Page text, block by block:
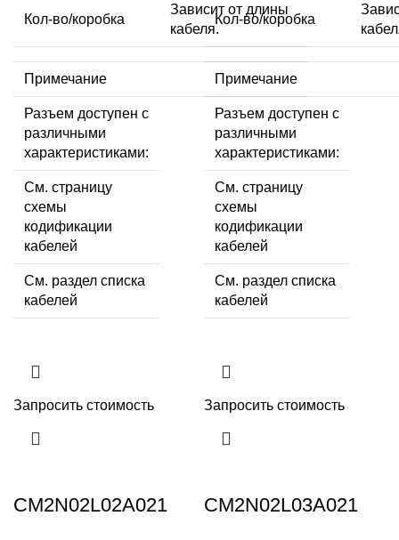
Кол-во/коробка
Зависит от длины
кабеля.
Примечание
Разъем доступен с
различными
характеристиками:
См. страницу
схемы
кодификации
кабелей
См. раздел списка
кабелей
Запросить стоимость
Кол-во/коробка
Примечание
Разъем доступен с
различными
характеристиками:
См. страницу
схемы
кодификации
кабелей
См. раздел списка
кабелей
Запросить стоимость
CM2N02L02A021 CM2N02L03A021